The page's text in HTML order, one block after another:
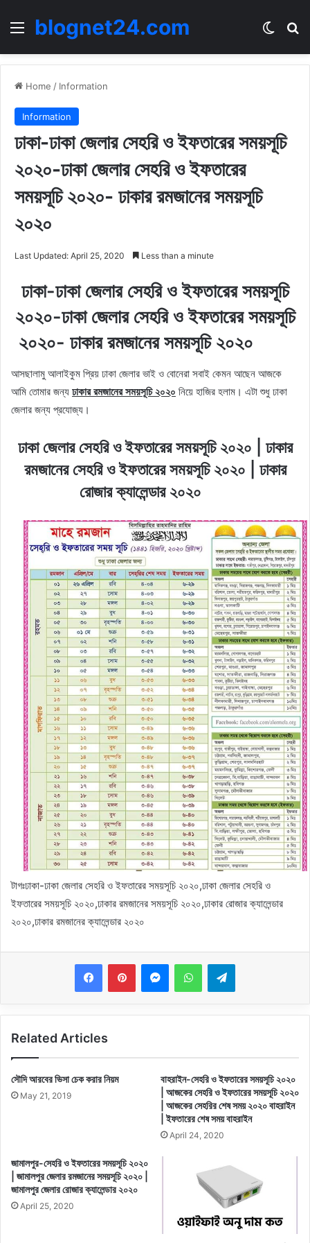
Menublognet24.com
Home / Information
Information
ঢাকা-ঢাকা জেলার সেহরি ও ইফতারের সময়সূচি
২০২০-ঢাকা জেলার সেহরি ও ইফতারের
সময়সূচি ২০২০- ঢাকার রমজানের সময়সূচি
২০২০
Last Updated: April 25, 2020 Less than a minute
ঢাকা-ঢাকা জেলার সেহরি ও ইফতারের সময়সূচি
২০২০-ঢাকা জেলার সেহরি ও ইফতারের সময়সূচি
২০২০- ঢাকার রমজানের সময়সূচি ২০২০
আসছালামু আলাইকুম প্রিয় ঢাকা জেলার ভাই ও বোনেরা সবাই কেমন আছেন আজকে
আমি তোমার জন্য ঢাকার রমজানের সময়সূচি ২০২০ নিয়ে হাজির হলাম। এটা শুধু ঢাকা
জেলার জন্য প্রযোজ্য।
ঢাকা জেলার সেহরি ও ইফতারের সময়সূচি ২০২০ | ঢাকার
রমজানের সেহরি ও ইফতারের সময়সূচি ২০২০ | ঢাকার
রোজার ক্যালেন্ডার ২০২০
টাগঃঢাকা-ঢাকা জেলার সেহরি ও ইফতারের সময়সূচি ২০২০,ঢাকা জেলার সেহরি ও
ইফতারের সময়সূচি ২০২০,ঢাকার রমজানের সময়সূচি ২০২০,ঢাকার রোজার ক্যালেন্ডার
২০২০,ঢাকার রমজানের ক্যালেন্ডার ২০২০
MessengerWhatsAppTelegram
Related Articles
সৌদি আরবের ভিসা চেক করার নিয়ম
May 21, 2019
বাহরাইন-সেহরি ও ইফতারের সময়সূচি ২০২০
| আজকের সেহরি ও ইফতারের সময়সূচি ২০২০
| আজকের সেহরির শেষ সময় ২০২০ বাহরাইন
| ইফতারের শেষ সময় বাহরাইন
April 24, 2020
জামালপুর-সেহরি ও ইফতারের সময়সূচি ২০২০
| জামালপুর জেলার রমজানের সময়সূচি ২০২০ |
জামালপুর জেলার রোজার ক্যালেন্ডার ২০২০
April 25, 2020